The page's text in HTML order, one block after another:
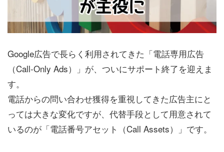
Google広告で長らく利用されてきた「電話専用広告
（Call-Only Ads）」が、ついにサポート終了を迎えま
す。
電話からの問い合わせ獲得を重視してきた広告主にと
っては大きな変化ですが、代替手段として用意されて
いるのが「電話番号アセット（Call Assets）」です。